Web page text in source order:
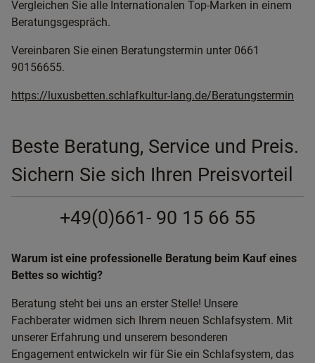
Vergleichen Sie alle Internationalen Top-Marken in einem
Beratungsgespräch.
Vereinbaren Sie einen Beratungstermin unter 0661
90156655.
https://luxusbetten.schlafkultur-lang.de/Beratungstermin
Beste Beratung, Service und Preis.
Sichern Sie sich Ihren Preisvorteil
+49(0)661- 90 15 66 55
Warum ist eine professionelle Beratung beim Kauf eines
Bettes so wichtig?
Beratung steht bei uns an erster Stelle! Unsere
Fachberater widmen sich Ihrem neuen Schlafsystem. Mit
unserer Erfahrung und unserem besonderen
Engagement entwickeln wir für Sie ein Schlafsystem, das